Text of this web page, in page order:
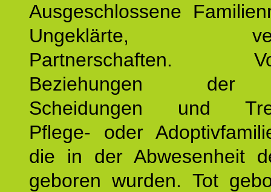
Ausgeschlossene
Ungeklärte,
Partnerschaften.
Beziehungen der
Scheidungen und
Pflege- oder
die in der Abwesenheit
geboren wurden. Tot